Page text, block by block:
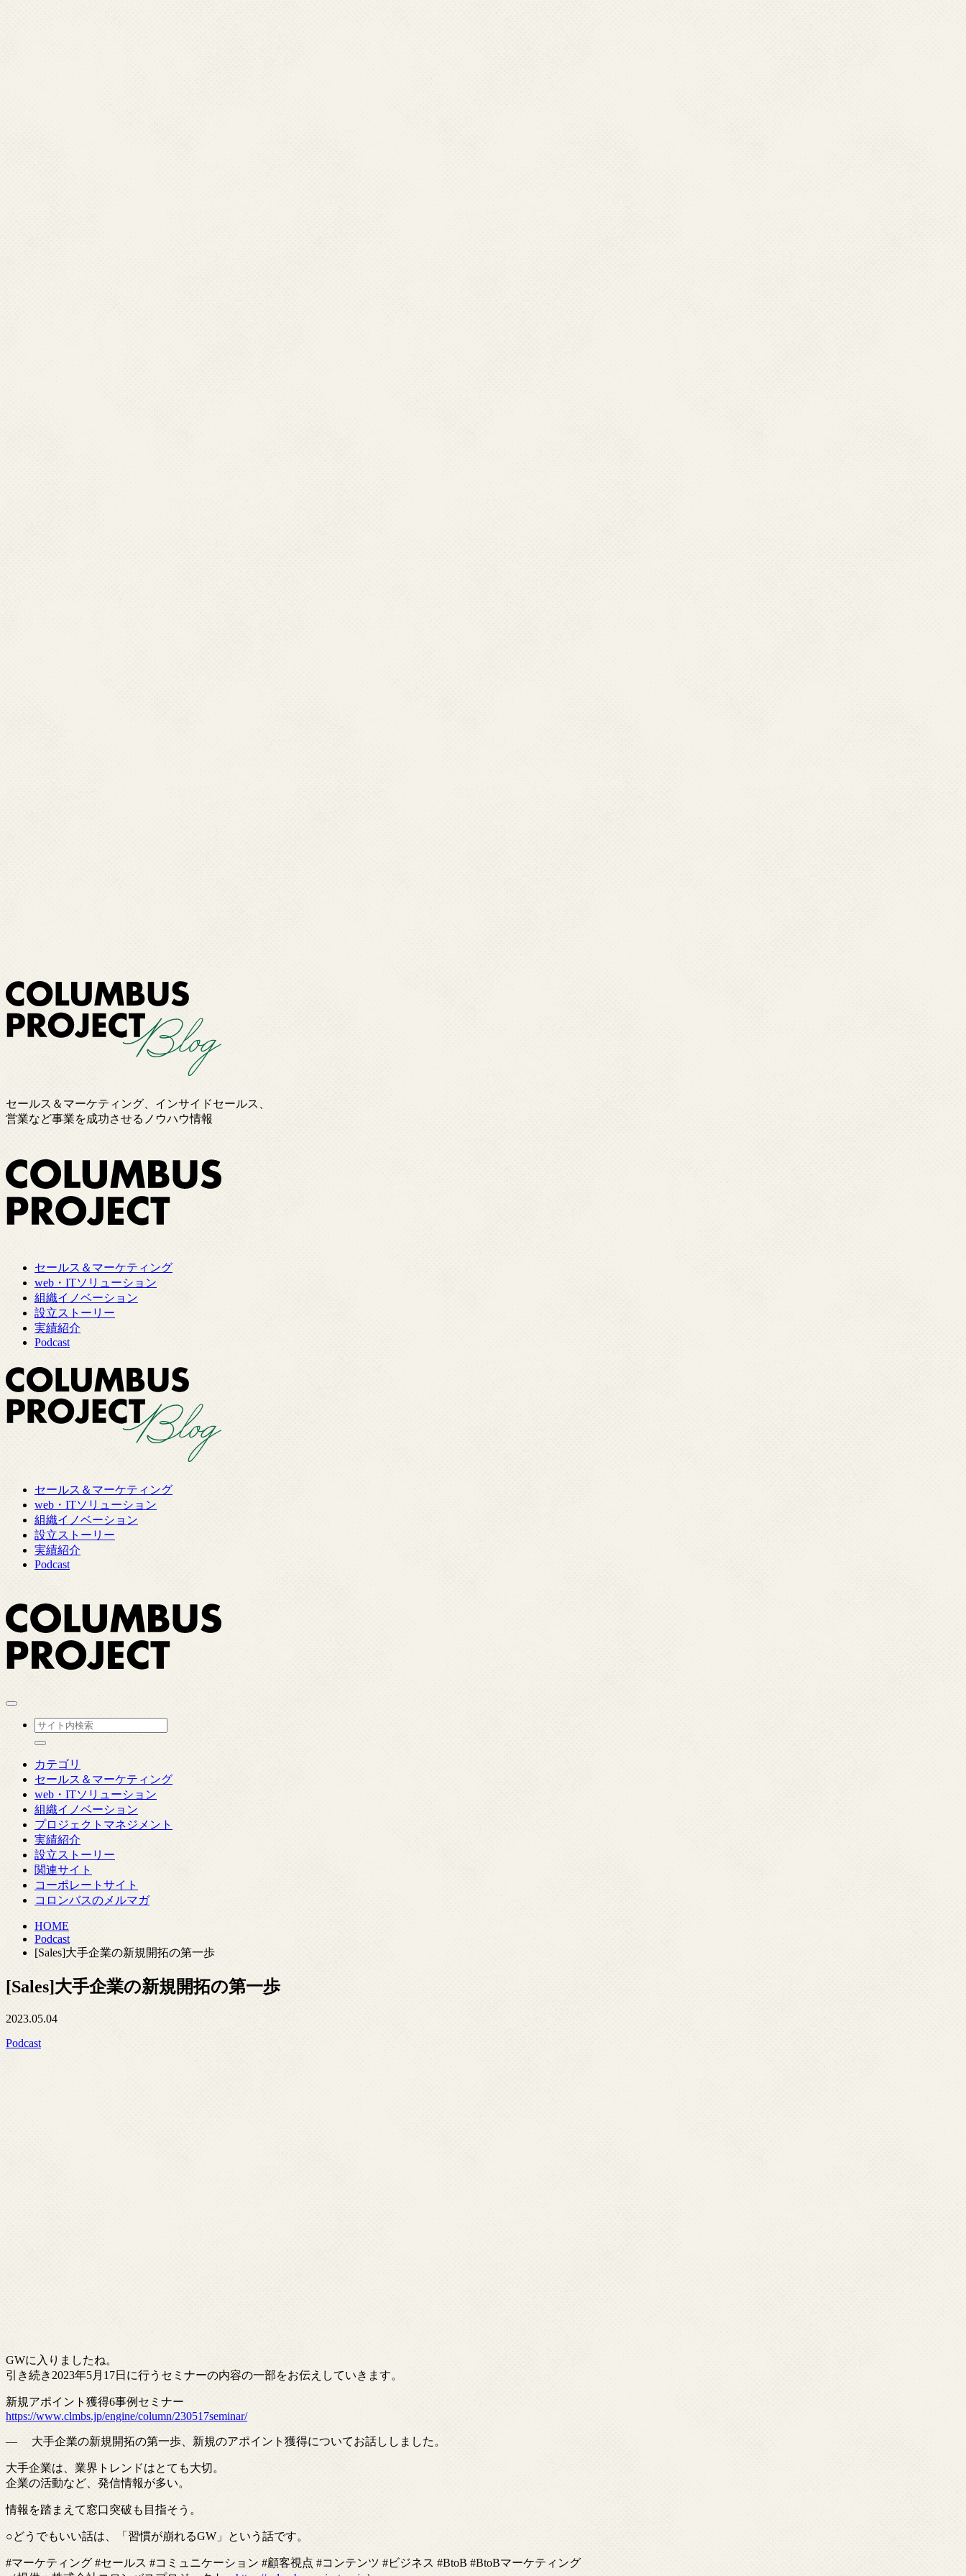
セールス＆マーケティング、インサイドセールス、
営業など事業を成功させるノウハウ情報
セールス＆マーケティング
web・ITソリューション
組織イノベーション
設立ストーリー
実績紹介
Podcast
セールス＆マーケティング
web・ITソリューション
組織イノベーション
設立ストーリー
実績紹介
Podcast
カテゴリ
セールス＆マーケティング
web・ITソリューション
組織イノベーション
プロジェクトマネジメント
実績紹介
設立ストーリー
関連サイト
コーポレートサイト
コロンバスのメルマガ
HOME
Podcast
[Sales]大手企業の新規開拓の第一歩
[Sales]大手企業の新規開拓の第一歩
2023.05.04
Podcast
GWに入りましたね。
引き続き2023年5月17日に行うセミナーの内容の一部をお伝えしていきます。
新規アポイント獲得6事例セミナー
https://www.clmbs.jp/engine/column/230517seminar/
— 大手企業の新規開拓の第一歩、新規のアポイント獲得についてお話ししました。
大手企業は、業界トレンドはとても大切。
企業の活動など、発信情報が多い。
情報を踏まえて窓口突破も目指そう。
○どうでもいい話は、「習慣が崩れるGW」という話です。
#マーケティング #セールス #コミュニケーション #顧客視点 #コンテンツ #ビジネス #BtoB #BtoBマーケティング